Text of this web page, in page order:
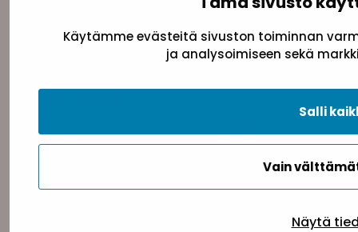
Käytämme evästeitä sivuston toiminnan
ja analysoimiseen sekä
Vain
Salli
Näytä
Pasilanraitio 5, 2. krs, 00240 Helsinki